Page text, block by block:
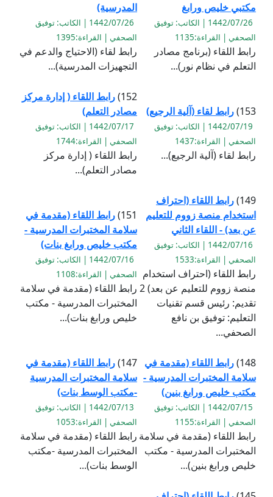
مكتبي خليص ورابغ
1442/07/26 | الكاتب: توفيق
الصحفي | القراءة:1135
رابط اللقاء (برنامج مصادر
التعلم في نظام نور)...
المدرسية)
1442/07/26 | الكاتب: توفيق
الصحفي | القراءة:1395
رابط لقاء (الاحتياج والدعم في
التجهيزات المدرسية)...
153) رابط لقاء (آلية الرجيع)
1442/07/19 | الكاتب: توفيق
الصحفي | القراءة:1437
رابط لقاء (آلية الرجيع)...
152) رابط اللقاء ( إدارة مركز
مصادر التعلم)
1442/07/17 | الكاتب: توفيق
الصحفي | القراءة:1744
رابط اللقاء ( إدارة مركز
مصادر التعلم)...
149) رابط اللقاء (احتراف
استخدام منصة زووم للتعليم
عن بعد) - اللقاء الثاني
1442/07/16 | الكاتب: توفيق
الصحفي | القراءة:1533
رابط اللقاء (احتراف استخدام
منصة زووم للتعليم عن بعد) 2
تقديم: رئيس قسم تقنيات
التعليم: توفيق بن نافع
الصحفي...
151) رابط اللقاء (مقدمة في
سلامة المختبرات المدرسية -
مكتب خليص ورابغ بنات)
1442/07/16 | الكاتب: توفيق
الصحفي | القراءة:1108
رابط اللقاء (مقدمة في سلامة
المختبرات المدرسية - مكتب
خليص ورابغ بنات)...
148) رابط اللقاء (مقدمة في
سلامة المختبرات المدرسية -
مكتب خليص ورابغ بنين)
1442/07/15 | الكاتب: توفيق
الصحفي | القراءة:1155
رابط اللقاء (مقدمة في سلامة
المختبرات المدرسية - مكتب
خليص ورابغ بنين)...
147) رابط اللقاء (مقدمة في
سلامة المختبرات المدرسية
-مكتب الوسط بنات)
1442/07/13 | الكاتب: توفيق
الصحفي | القراءة:1053
رابط اللقاء (مقدمة في سلامة
المختبرات المدرسية -مكتب
الوسط بنات)...